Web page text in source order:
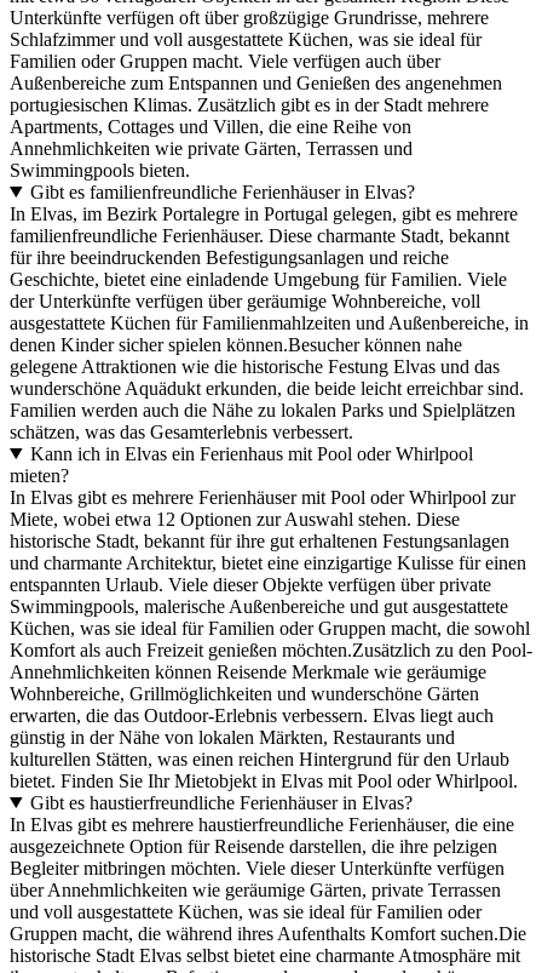
Unterkünfte verfügen oft über großzügige Grundrisse, mehrere
Schlafzimmer und voll ausgestattete Küchen, was sie ideal für
Familien oder Gruppen macht. Viele verfügen auch über
Außenbereiche zum Entspannen und Genießen des angenehmen
portugiesischen Klimas. Zusätzlich gibt es in der Stadt mehrere
Apartments, Cottages und Villen, die eine Reihe von
Annehmlichkeiten wie private Gärten, Terrassen und
Swimmingpools bieten.
Gibt es familienfreundliche Ferienhäuser in Elvas?
In Elvas, im Bezirk Portalegre in Portugal gelegen, gibt es mehrere
familienfreundliche Ferienhäuser. Diese charmante Stadt, bekannt
für ihre beeindruckenden Befestigungsanlagen und reiche
Geschichte, bietet eine einladende Umgebung für Familien. Viele
der Unterkünfte verfügen über geräumige Wohnbereiche, voll
ausgestattete Küchen für Familienmahlzeiten und Außenbereiche, in
denen Kinder sicher spielen können.Besucher können nahe
gelegene Attraktionen wie die historische Festung Elvas und das
wunderschöne Aquädukt erkunden, die beide leicht erreichbar sind.
Familien werden auch die Nähe zu lokalen Parks und Spielplätzen
schätzen, was das Gesamterlebnis verbessert.
Kann ich in Elvas ein Ferienhaus mit Pool oder Whirlpool
mieten?
In Elvas gibt es mehrere Ferienhäuser mit Pool oder Whirlpool zur
Miete, wobei etwa 12 Optionen zur Auswahl stehen. Diese
historische Stadt, bekannt für ihre gut erhaltenen Festungsanlagen
und charmante Architektur, bietet eine einzigartige Kulisse für einen
entspannten Urlaub. Viele dieser Objekte verfügen über private
Swimmingpools, malerische Außenbereiche und gut ausgestattete
Küchen, was sie ideal für Familien oder Gruppen macht, die sowohl
Komfort als auch Freizeit genießen möchten.Zusätzlich zu den Pool-
Annehmlichkeiten können Reisende Merkmale wie geräumige
Wohnbereiche, Grillmöglichkeiten und wunderschöne Gärten
erwarten, die das Outdoor-Erlebnis verbessern. Elvas liegt auch
günstig in der Nähe von lokalen Märkten, Restaurants und
kulturellen Stätten, was einen reichen Hintergrund für den Urlaub
bietet. Finden Sie Ihr Mietobjekt in Elvas mit Pool oder Whirlpool.
Gibt es haustierfreundliche Ferienhäuser in Elvas?
In Elvas gibt es mehrere haustierfreundliche Ferienhäuser, die eine
ausgezeichnete Option für Reisende darstellen, die ihre pelzigen
Begleiter mitbringen möchten. Viele dieser Unterkünfte verfügen
über Annehmlichkeiten wie geräumige Gärten, private Terrassen
und voll ausgestattete Küchen, was sie ideal für Familien oder
Gruppen macht, die während ihres Aufenthalts Komfort suchen.Die
historische Stadt Elvas selbst bietet eine charmante Atmosphäre mit